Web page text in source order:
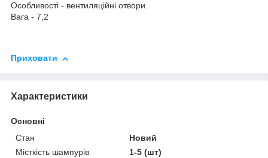
Особливості - вентиляційні отвори.
Вага - 7,2
Приховати
Характеристики
Основні
Стан
Новий
Місткість шампурів
1-5 (шт)